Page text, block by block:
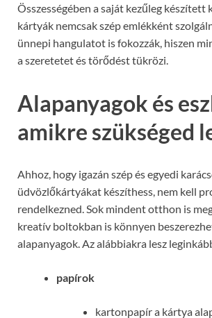
Összességében a saját kezűleg készített
kártyák nemcsak szép emlékként
ünnepi hangulatot is fokozzák, hiszen
a szeretetet és törődést tükrözi.
Alapanyagok és
amikre szükséged
Ahhoz, hogy igazán szép és egyedi
üdvözlőkártyákat készíthess, nem kell
rendelkezned. Sok mindent otthon is
kreatív boltokban is könnyen
alapanyagok. Az alábbiakra lesz
papírok
kartonpapír a kártya